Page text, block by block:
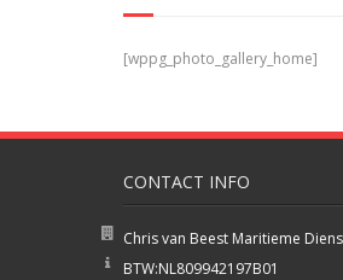
[wppg_photo_gallery_home]
CONTACT INFO
Chris van Beest Maritieme
BTW:NL809942197B01